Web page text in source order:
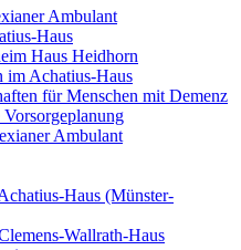
Ambulant
Haus
Haus Heidhorn
im Achatius-Haus
für Menschen mit Demenz
Ambulant
Haus (Münster-
Wallrath-Haus